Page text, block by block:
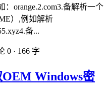
orange.2.com3.备解析一个
）,例如解析
备...
0 · 166 字
OEM Windows密